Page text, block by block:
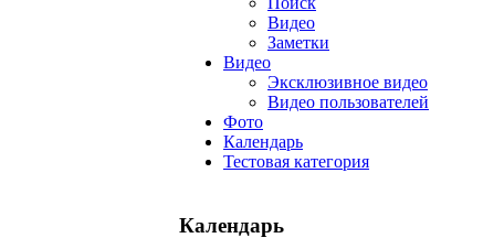
Видео
Заметки
Видео
Эксклюзивное видео
Видео пользователей
Фото
Календарь
Тестовая категория
Календарь